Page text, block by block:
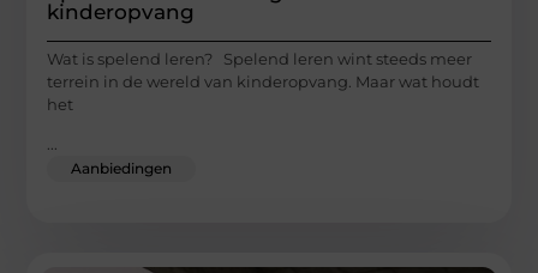
kinderopvang
Wat is spelend leren? Spelend leren wint steeds meer
terrein in de wereld van kinderopvang. Maar wat houdt
het
Aanbiedingen